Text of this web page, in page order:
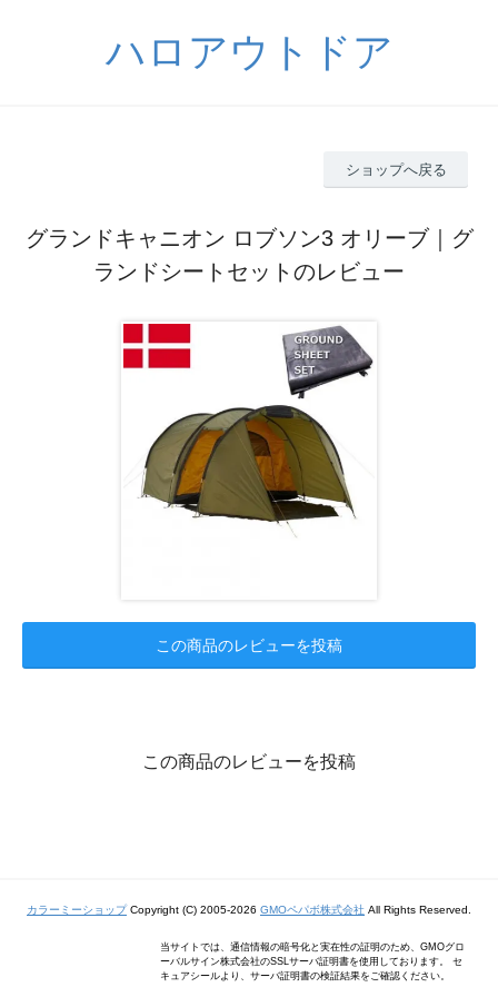
ハロアウトドア
ショップへ戻る
グランドキャニオン ロブソン3 オリーブ｜グ
ランドシートセットのレビュー
この商品のレビューを投稿
この商品のレビューを投稿
カラーミーショップCopyright (C) 2005-2026 GMOペパボ株式会社 All Rights Reserved.
当サイトでは、通信情報の暗号化と実在性の証明のため、GMOグロ
ーバルサイン株式会社のSSLサーバ証明書を使用しております。 セ
キュアシールより、サーバ証明書の検証結果をご確認ください。